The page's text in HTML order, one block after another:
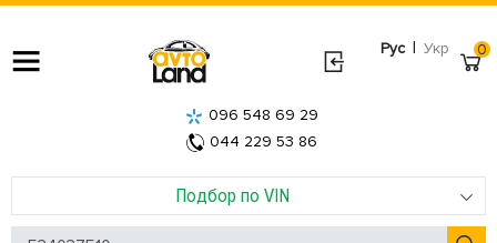
Рус | Укр
Подбор по VIN
096 548 69 29
044 229 53 86
0